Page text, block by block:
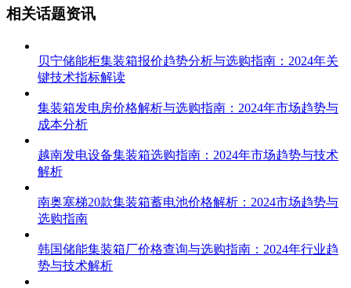
相关话题资讯
贝宁储能柜集装箱报价趋势分析与选购指南：2024年关
键技术指标解读
集装箱发电房价格解析与选购指南：2024年市场趋势与
成本分析
越南发电设备集装箱选购指南：2024年市场趋势与技术
解析
南奥塞梯20款集装箱蓄电池价格解析：2024市场趋势与
选购指南
韩国储能集装箱厂价格查询与选购指南：2024年行业趋
势与技术解析